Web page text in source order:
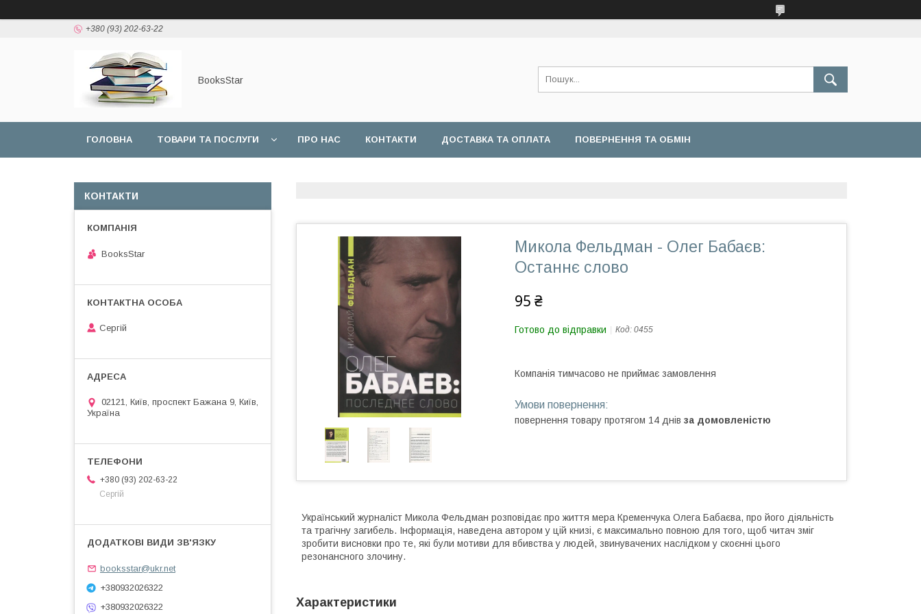
+380 (93) 202-63-22
BooksStar
ГОЛОВНА ТОВАРИ ТА ПОСЛУГИ ПРО НАС КОНТАКТИ ДОСТАВКА ТА ОПЛАТА ПОВЕРНЕННЯ ТА ОБМІН
Микола Фельдман - Олег Бабаєв:
Останнє слово
95 ₴
Готово до відправки Код: 0455
Компанія тимчасово не приймає замовлення
повернення товару протягом 14 днів за домовленістю
Український журналіст Микола Фельдман розповідає про життя мера Кременчука Олега Бабаєва, про його діяльність
та трагічну загибель. Інформація, наведена автором у цій книзі, є максимально повною для того, щоб читач зміг
зробити висновки про те, які були мотиви для вбивства у людей, звинувачених наслідком у скоєнні цього
резонансного злочину.
Характеристики
КОНТАКТИ
BooksStar
Сергій
02121, Київ, проспект Бажана 9, Київ,
Україна
+380 (93) 202-63-22
Сергій
booksstar@ukr.net
+380932026322
+380932026322